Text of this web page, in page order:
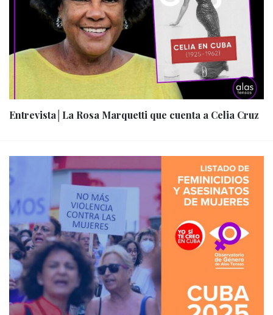
Entrevista│La Rosa Marquetti que cuenta a Celia Cruz